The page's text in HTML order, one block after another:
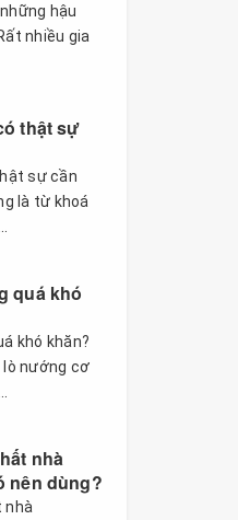
hậu
nhiều gia
thật sự
sự cần
là từ khoá
quá khó
khó khăn?
lò nướng cơ
nhà
nên dùng?
nhà